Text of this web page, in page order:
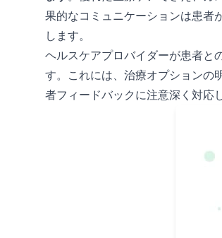
果的なコミュニケーションは患者
します。
ヘルスケアプロバイダーが患者と
す。これには、治療オプションの
者フィードバックに注意深く対応